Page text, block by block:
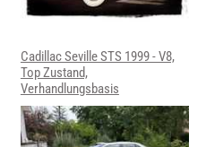
Cadillac Seville STS 1999 - V8,
Top Zustand,
Verhandlungsbasis